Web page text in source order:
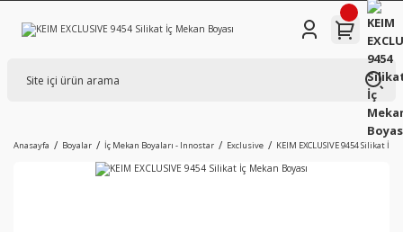
Anasayfa Boyalar İç Mekan Boyaları - Innostar Exclusive KEIM EXCLUSIVE 9454 Silikat İç